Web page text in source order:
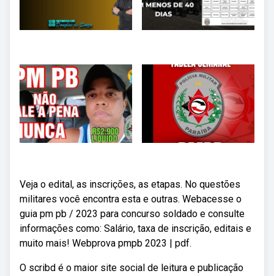
Veja o edital, as inscrições, as etapas. No questões
militares você encontra esta e outras. Webacesse o
guia pm pb / 2023 para concurso soldado e consulte
informações como: Salário, taxa de inscrição, editais e
muito mais! Webprova pmpb 2023 | pdf.
O scribd é o maior site social de leitura e publicação